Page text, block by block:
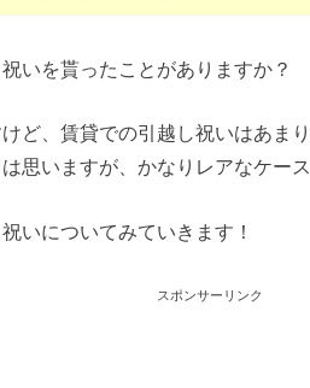
いを貰ったことがありますか？
ど、賃貸での引越し祝いはあま
思いますが、かなりレアなケー
いについてみていきます！
スポンサーリンク